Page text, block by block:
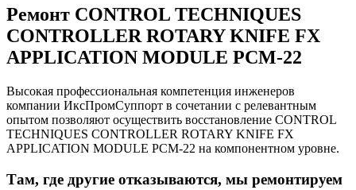
Ремонт CONTROL TECHNIQUES
CONTROLLER ROTARY KNIFE FX
APPLICATION MODULE PCM-22
Высокая профессиональная компетенция инженеров
компании ИксПромСуппорт в сочетании с релевантным
опытом позволяют осуществить восстановление CONTROL
TECHNIQUES CONTROLLER ROTARY KNIFE FX
APPLICATION MODULE PCM-22 на компонентном уровне.
Там, где другие отказываются, мы ремонтируем